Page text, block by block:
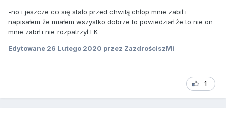
-no i jeszcze co się stało przed chwilą chłop mnie zabił i
napisałem że miałem wszystko dobrze to powiedział że to nie on
mnie zabił i nie rozpatrzył FK
Edytowane 26 Lutego 2020 przez ZazdrościszMi
1